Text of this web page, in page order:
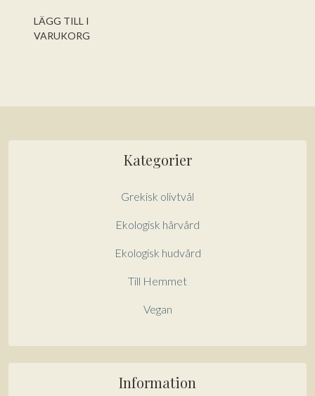
LÄGG TILL I
VARUKORG
Kategorier
Grekisk olivtvål
Ekologisk hårvård
Ekologisk hudvård
Till Hemmet
Vegan
Information
Betala via bankkonto eller
betalkort/kreditkort